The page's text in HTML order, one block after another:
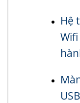
Hệ